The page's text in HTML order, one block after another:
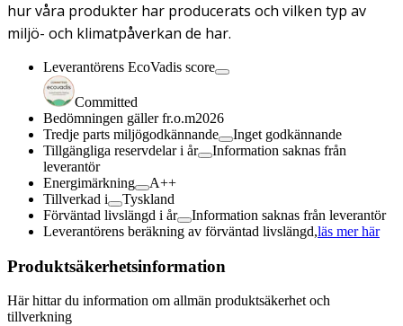
hur våra produkter har producerats och vilken typ av
miljö- och klimatpåverkan de har.
Leverantörens EcoVadis score
Committed
Bedömningen gäller fr.o.m2026
Tredje parts miljögodkännande
Inget godkännande
Tillgängliga reservdelar i år
Information saknas från
leverantör
Energimärkning
A++
Tillverkad i
Tyskland
Förväntad livslängd i år
Information saknas från leverantör
Leverantörens beräkning av förväntad livslängd,läs mer här
Produktsäkerhetsinformation
Här hittar du information om allmän produktsäkerhet och
tillverkning